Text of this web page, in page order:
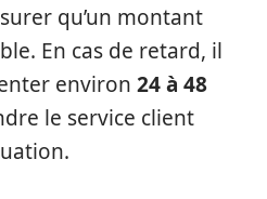
qu’un montant
En cas de retard, il
environ 24 à 48
le service client